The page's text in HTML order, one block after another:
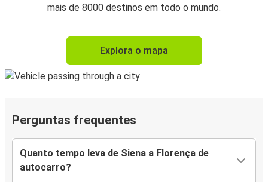
mais de 8000 destinos em todo o mundo.
Explora o mapa
Perguntas frequentes
Quanto tempo leva de Siena a Florença de
autocarro?